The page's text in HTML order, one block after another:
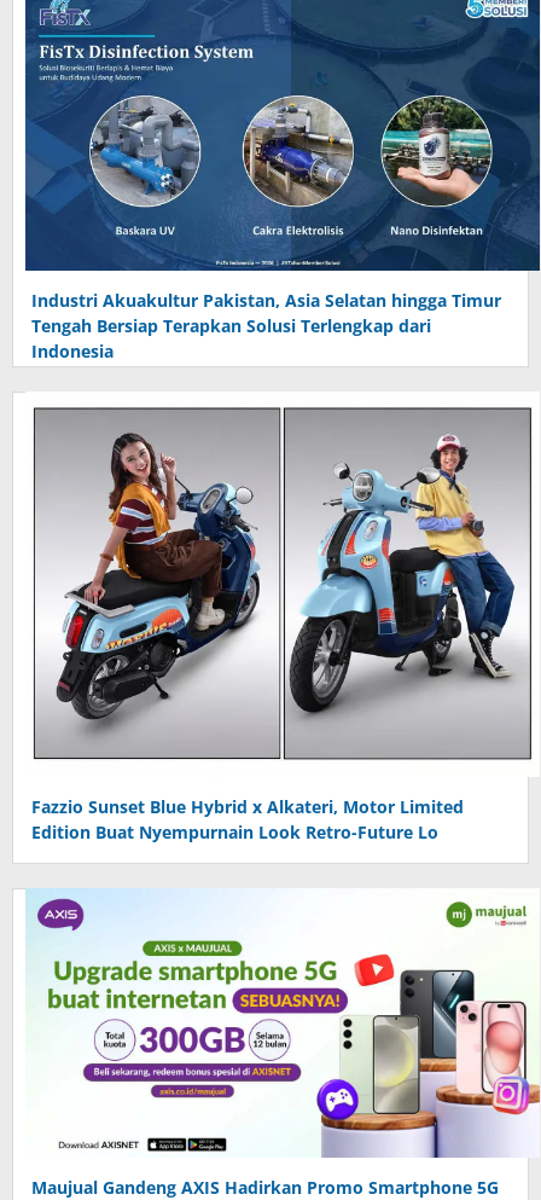
Industri Akuakultur Pakistan, Asia Selatan hingga Timur
Tengah Bersiap Terapkan Solusi Terlengkap dari
Indonesia
Fazzio Sunset Blue Hybrid x Alkateri, Motor Limited
Edition Buat Nyempurnain Look Retro-Future Lo
Maujual Gandeng AXIS Hadirkan Promo Smartphone 5G